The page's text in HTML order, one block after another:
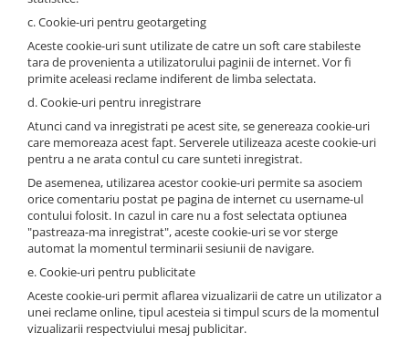
c. Cookie-uri pentru geotargeting
Aceste cookie-uri sunt utilizate de catre un soft care stabileste
tara de provenienta a utilizatorului paginii de internet. Vor fi
primite aceleasi reclame indiferent de limba selectata.
d. Cookie-uri pentru inregistrare
Atunci cand va inregistrati pe acest site, se genereaza cookie-uri
care memoreaza acest fapt. Serverele utilizeaza aceste cookie-uri
pentru a ne arata contul cu care sunteti inregistrat.
De asemenea, utilizarea acestor cookie-uri permite sa asociem
orice comentariu postat pe pagina de internet cu username-ul
contului folosit. In cazul in care nu a fost selectata optiunea
"pastreaza-ma inregistrat", aceste cookie-uri se vor sterge
automat la momentul terminarii sesiunii de navigare.
e. Cookie-uri pentru publicitate
Aceste cookie-uri permit aflarea vizualizarii de catre un utilizator a
unei reclame online, tipul acesteia si timpul scurs de la momentul
vizualizarii respectviului mesaj publicitar.